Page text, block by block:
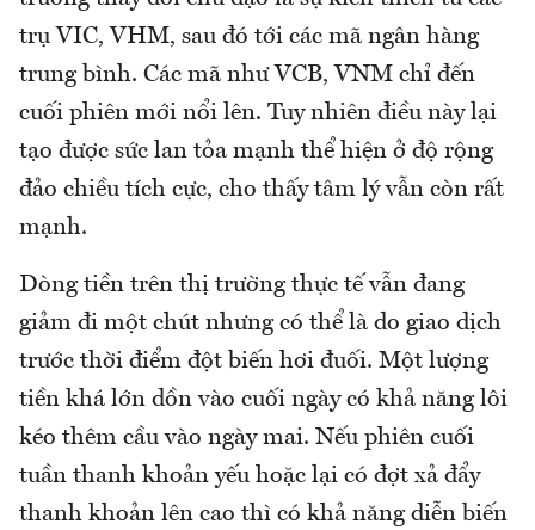
trụ VIC, VHM, sau đó tới các mã ngân hàng
trung bình. Các mã như VCB, VNM chỉ đến
cuối phiên mới nổi lên. Tuy nhiên điều này lại
tạo được sức lan tỏa mạnh thể hiện ở độ rộng
đảo chiều tích cực, cho thấy tâm lý vẫn còn rất
mạnh.
Dòng tiền trên thị trường thực tế vẫn đang
giảm đi một chút nhưng có thể là do giao dịch
trước thời điểm đột biến hơi đuối. Một lượng
tiền khá lớn dồn vào cuối ngày có khả năng lôi
kéo thêm cầu vào ngày mai. Nếu phiên cuối
tuần thanh khoản yếu hoặc lại có đợt xả đẩy
thanh khoản lên cao thì có khả năng diễn biến